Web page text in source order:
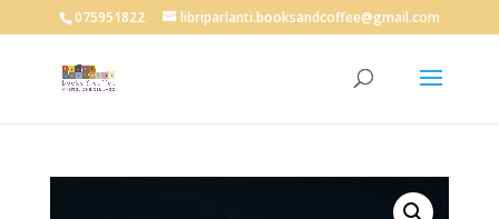
075951822 libriparlanti.booksandcoffee@gmail.com